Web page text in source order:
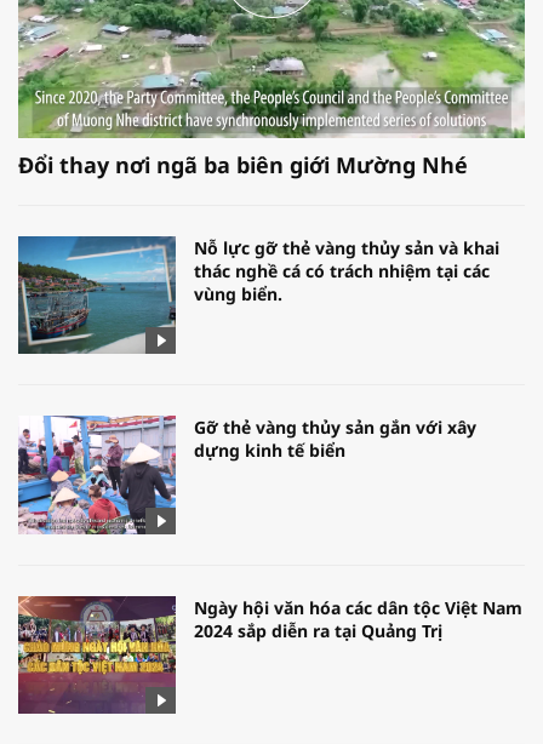
Đổi thay nơi ngã ba biên giới Mường Nhé
Nỗ lực gỡ thẻ vàng thủy sản và khai
thác nghề cá có trách nhiệm tại các
vùng biển.
Gỡ thẻ vàng thủy sản gắn với xây
dựng kinh tế biển
Ngày hội văn hóa các dân tộc Việt Nam
2024 sắp diễn ra tại Quảng Trị